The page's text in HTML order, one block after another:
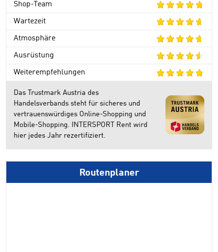
Shop-Team
Wartezeit
Atmosphäre
Ausrüstung
Weiterempfehlungen
Das Trustmark Austria des
Handelsverbands steht für sicheres und
vertrauenswürdiges Online-Shopping und
Mobile-Shopping. INTERSPORT Rent wird
hier jedes Jahr rezertifiziert.
Routenplaner